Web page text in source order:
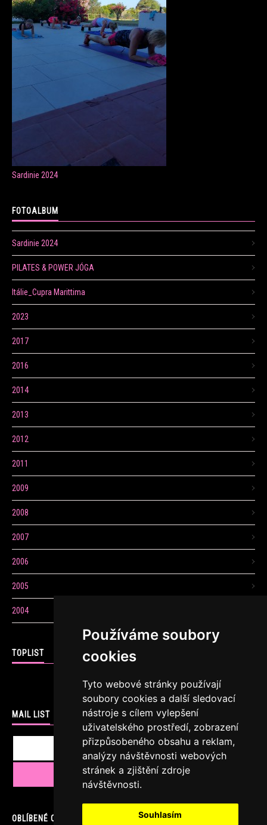
Používáme soubory
cookies
Tyto webové stránky používají
soubory cookies a další sledovací
nástroje s cílem vylepšení
uživatelského prostředí, zobrazení
přizpůsobeného obsahu a reklam,
analýzy návštěvnosti webových
stránek a zjištění zdroje
návštěvnosti.
Souhlasím
ONLINE LEKCE CVIČENÍ
Sardinie 2024
FOTOALBUM
Sardinie 2024
PILATES & POWER JÓGA
Itálie_Cupra Marittima
2023
2017
2016
2014
2013
2012
2011
2009
2008
2007
2006
2005
2004
TOPLIST
MAIL LIST
OBLÍBENÉ ODKAZY